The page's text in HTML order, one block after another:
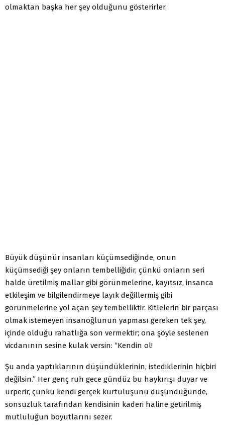
olmaktan başka her şey olduğunu gösterirler.
Büyük düşünür insanları küçümsediğinde, onun
küçümsediği şey onların tembelliğidir, çünkü onların seri
halde üretilmiş mallar gibi görünmelerine, kayıtsız, insanca
etkileşim ve bilgilendirmeye layık değillermiş gibi
görünmelerine yol açan şey tembelliktir. Kitlelerin bir parçası
olmak istemeyen insanoğlunun yapması gereken tek şey,
içinde olduğu rahatlığa son vermektir; ona şöyle seslenen
vicdanının sesine kulak versin: “Kendin ol!
Şu anda yaptıklarının düşündüklerinin, istediklerinin hiçbiri
değilsin.” Her genç ruh gece gündüz bu haykırışı duyar ve
ürperir, çünkü kendi gerçek kurtuluşunu düşündüğünde,
sonsuzluk tarafından kendisinin kaderi haline getirilmiş
mutluluğun boyutlarını sezer.